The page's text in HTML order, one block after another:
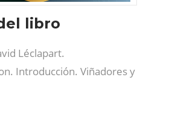
libro
Léclapart.
Introducción. Viñadores y